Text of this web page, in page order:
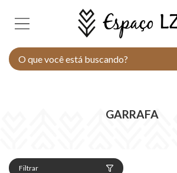
GARRAFA
Filtrar